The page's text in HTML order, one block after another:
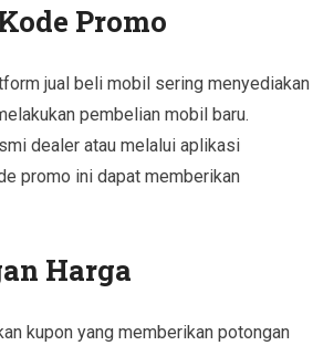
Promo
jual beli mobil sering menyediakan
pembelian mobil baru.
dealer atau melalui aplikasi
promo ini dapat memberikan
Harga
kupon yang memberikan potongan